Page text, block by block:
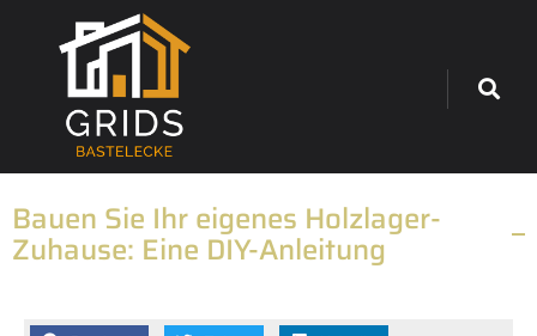
Bauen Sie Ihr eigenes Holzlager-
Zuhause: Eine DIY-Anleitung